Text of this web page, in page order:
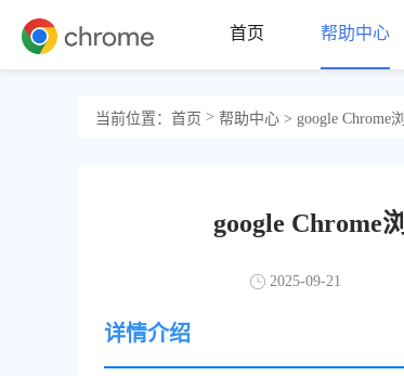
首页 帮助中心
当前位置： 首页 > 帮助中心 > google Chrome
google Chrome
2025-09-21
详情介绍